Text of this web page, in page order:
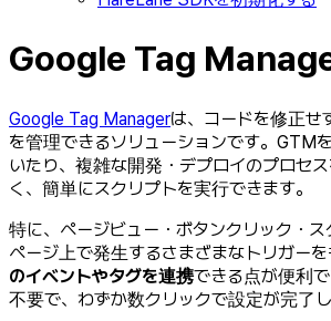
Google Tag
Google Tag Managerは、コードを修正せ
を管理できるソリューションです。GTM
いたり、複雑な開発・デプロイのプロセ
く、簡単にスクリプトを実行できます。
特に、ページビュー・ボタンクリック・
ページ上で発生するさまざまなトリガーを
のイベントやタグを連携できる点が便利
不要で、わずか数クリックで設定が完了し